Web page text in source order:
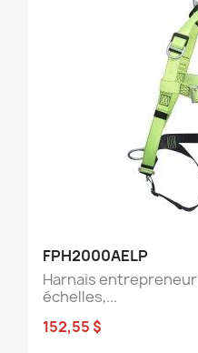
FPH2000AELP
Harnais
échelles,...
152,55 $